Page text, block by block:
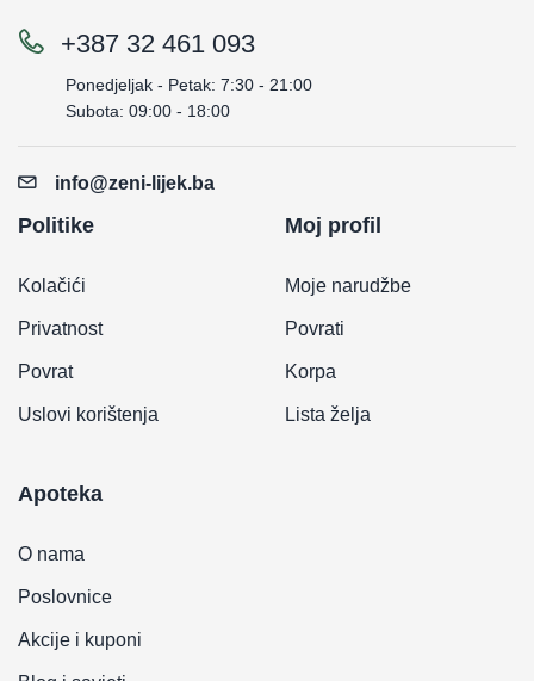
+387 32 461 093
Ponedjeljak - Petak: 7:30 - 21:00
Subota: 09:00 - 18:00
info@zeni-lijek.ba
Politike
Kolačići
Privatnost
Povrat
Uslovi korištenja
Moj profil
Moje narudžbe
Povrati
Korpa
Lista želja
Apoteka
O nama
Poslovnice
Akcije i kuponi